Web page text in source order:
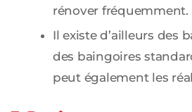
rénover fréquemment.
Il existe d’ailleurs des
des baingoires
peut également les